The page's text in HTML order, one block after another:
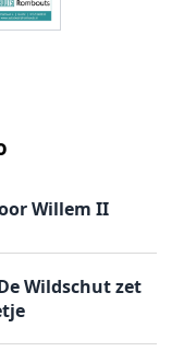
Willem II
Wildschut zet